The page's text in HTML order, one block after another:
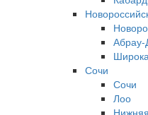
Сочи
Сочи
Лоо